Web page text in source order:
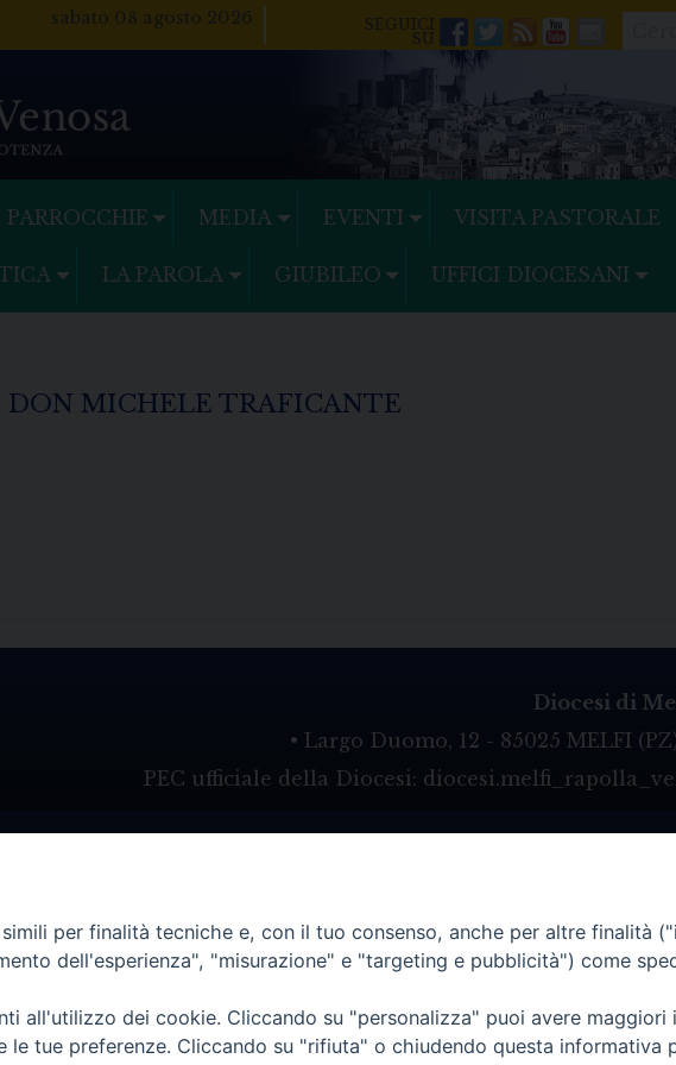
sabato 08 agosto 2026
Facebook
Twitter
FeedsYoutube
Mail
PARROCCHIE MEDIA EVENTI VISITA PASTORALE
LA PAROLA GIUBILEO UFFICI DIOCESANI
MICHELE TRAFICANTE
Diocesi di
• Largo Duomo, 12 - 85025 MELFI
PEC ufficiale della Diocesi:
per finalità tecniche e, con il tuo consenso, anche per altre finalità
dell'esperienza", "misurazione" e "targeting e pubblicità") come
all'utilizzo dei cookie. Cliccando su "personalizza" puoi avere maggiori
le tue preferenze. Cliccando su "rifiuta" o chiudendo questa informativa